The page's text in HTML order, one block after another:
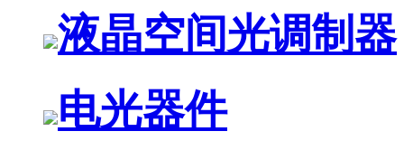
液晶空间光调制器
电光器件